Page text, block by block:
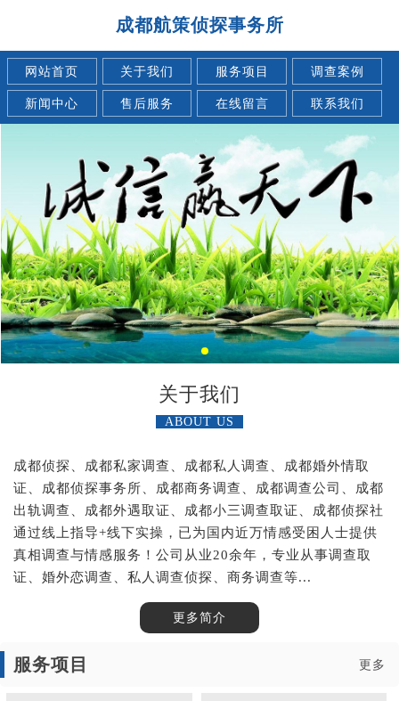
成都航策侦探事务所
网站首页 关于我们 服务项目 调查案例
新闻中心 售后服务 在线留言 联系我们
关于我们
ABOUT US
成都侦探、成都私家调查、成都私人调查、成都婚外情取
证、成都侦探事务所、成都商务调查、成都调查公司、成都
出轨调查、成都外遇取证、成都小三调查取证、成都侦探社
通过线上指导+线下实操，已为国内近万情感受困人士提供
真相调查与情感服务！公司从业20余年，专业从事调查取
证、婚外恋调查、私人调查侦探、商务调查等...
更多简介
服务项目 更多